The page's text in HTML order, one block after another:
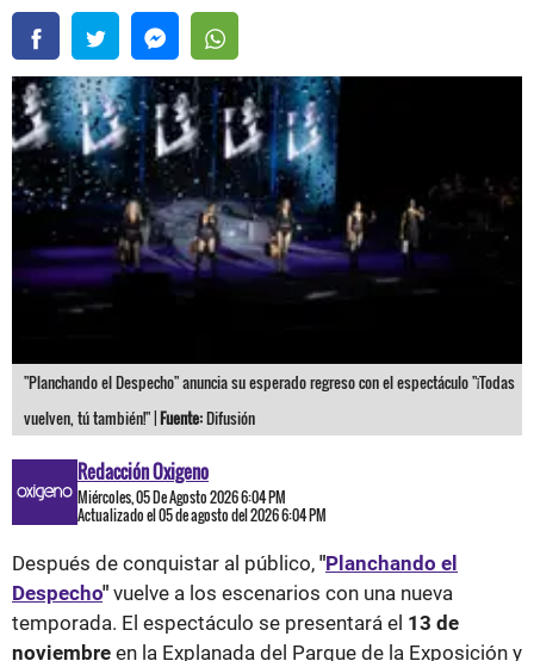
"Planchando el Despecho" anuncia su esperado regreso con el espectáculo "¡Todas
vuelven, tú también!" |Fuente:Difusión
Redacción Oxigeno
Miércoles, 05 De Agosto 2026 6:04 PM
Actualizado el 05 de agosto del 2026 6:04 PM
Después de conquistar al público, "Planchando el
Despecho" vuelve a los escenarios con una nueva
temporada. El espectáculo se presentará el 13 de
noviembre en la Explanada del Parque de la Exposición y